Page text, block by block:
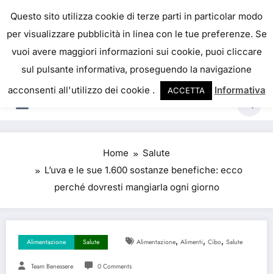
content
IL PORTALE DEL BENESSERE
La salute è come il denaro, non abbiamo mai una
vera idea del suo valore fino a quando la
perdiamo. Josh Billings
Home
Salute
L’uva e le sue 1.600 sostanze benefiche: ecco
perché dovresti mangiarla ogni giorno
Alimentazione Salute Alimentazione, Alimenti, Cibo, Salute
Team Benessere 0 Comments
Questo sito utilizza cookie di terze parti in particolar modo
per visualizzare pubblicità in linea con le tue preferenze. Se
vuoi avere maggiori informazioni sui cookie, puoi cliccare
sul pulsante informativa, proseguendo la navigazione
acconsenti all'utilizzo dei cookie .
ACCETTA Informativa